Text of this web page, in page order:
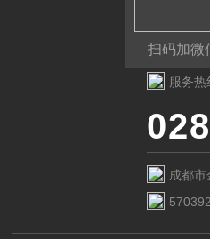
扫码加微
服务热
成都市
金府